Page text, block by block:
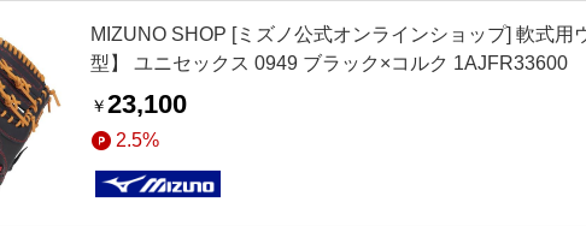
MIZUNO SHOP [ミズノ公式オンラインショップ] 軟式
型】 ユニセックス 0949 ブラック×コルク 1AJFR33600
￥23,100
2.5%